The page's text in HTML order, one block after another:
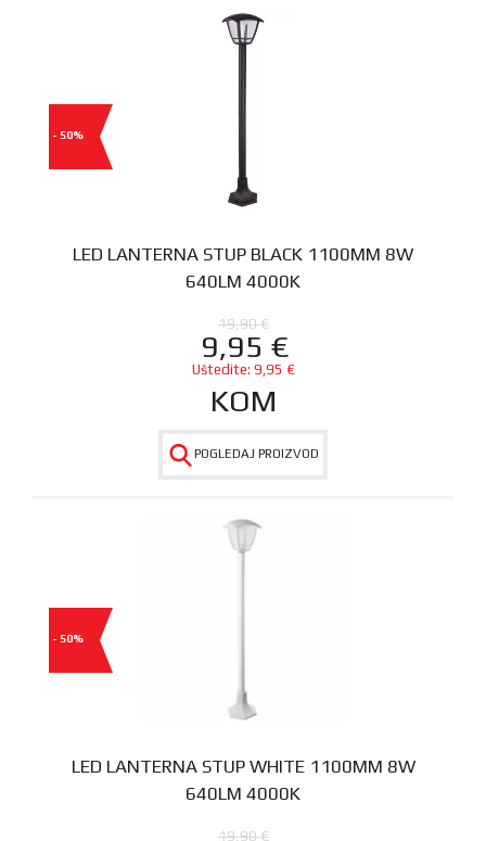
- 50%
LED LANTERNA STUP BLACK 1100MM 8W
640LM 4000K
19,90€
9,95 €
Uštedite: 9,95 €
KOM
POGLEDAJ PROIZVOD
- 50%
LED LANTERNA STUP WHITE 1100MM 8W
640LM 4000K
19,90€